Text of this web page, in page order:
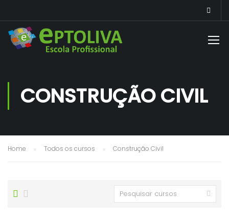
CONSTRUÇÃO CIVIL
Home Todos os cursos Construção Civil